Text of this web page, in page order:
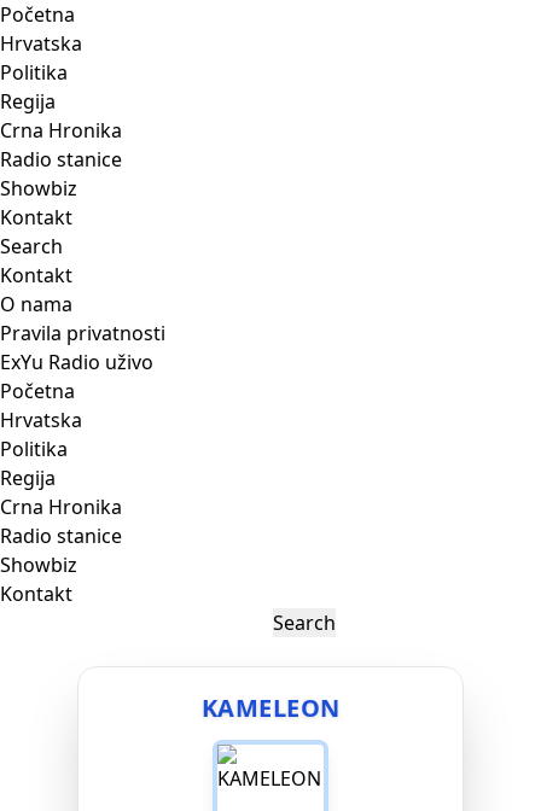
Početna
Hrvatska
Politika
Regija
Crna Hronika
Radio stanice
Showbiz
Kontakt
Search
Kontakt
O nama
Pravila privatnosti
ExYu Radio uživo
Početna
Hrvatska
Politika
Regija
Crna Hronika
Radio stanice
Showbiz
Kontakt
KAMELEON